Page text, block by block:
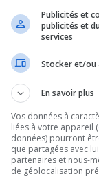
de la
également fait
clientèle des
de la
Publicités et
publicités et
services
Stocker et/ou
En savoir plus
Vos données à
liées à votre appareil
données) pourront
que partagées avec
partenaires et nous-
de géolocalisation